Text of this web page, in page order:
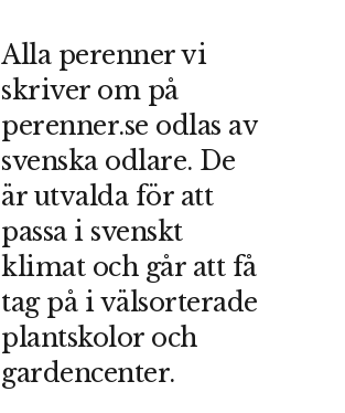
Alla perenner vi
skriver om på
perenner.se odlas av
svenska odlare. De
är utvalda för att
passa i svenskt
klimat och går att få
tag på i välsorterade
plantskolor och
gardencenter.